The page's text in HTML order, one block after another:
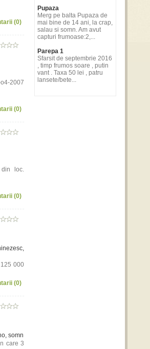
(0)
2007
(0)
loc.
(0)
125 000
(0)
somn
care 3
Pupaza
Merg pe balta Pupaza de
mai bine de 14 ani, la crap,
salau si somn. Am avut
capturi frumoase:2,...
Parepa 1
Sfarsit de septembrie 2016
, timp frumos soare , putin
vant . Taxa 50 lei , patru
lansete/bete...